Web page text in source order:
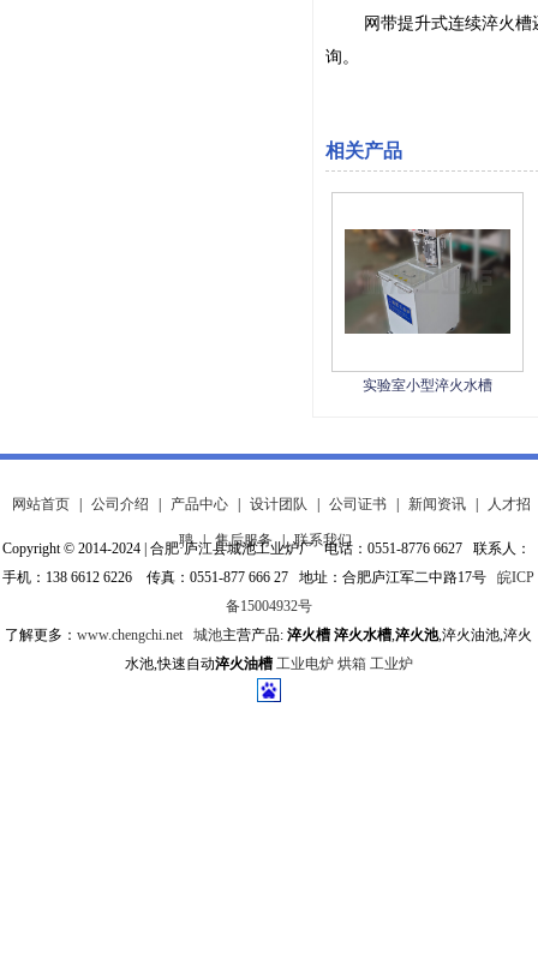
网带提升式连续淬火槽还
询。
相关产品
实验室小型淬火水槽
网站首页 公司介绍 产品中心 设计团队 公司证书 新闻资讯 人才招
聘 | 售后服务 | 联系我们
Copyright © 2014-2024 | 合肥·庐江县城池工业炉厂 电话：0551-8776 6627 联系人：
手机：138 6612 6226 传真：0551-877 666 27 地址：合肥庐江军二中路17号皖ICP
备15004932号
了解更多：www.chengchi.net 城池主营产品:淬火槽 淬火水槽,淬火池,淬火油池,淬火
水池,快速自动淬火油槽 工业电炉 烘箱 工业炉